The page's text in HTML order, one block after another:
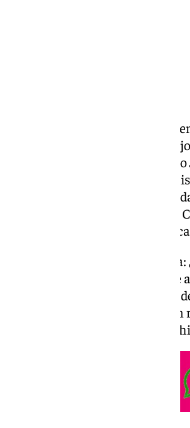
‘Tic,tac, tic, tac…’ Así suena la
vuelta de la periodista Miren
del Alma’, del escritor
viernes, 31 de enero, cuando
adaptaciones— corone la
salones de muchos hogares.
traer de vuelta el misterio a las
Todo empieza con una
polaroid que la periodista
esta nueva. Será la premisa
aparentemente distintos que
a la protagonista en una nueva